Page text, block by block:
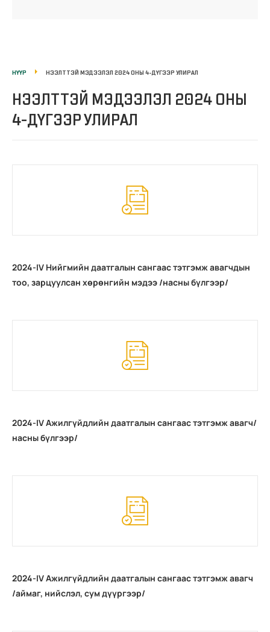
НҮҮР НЭЭЛТТЭЙ МЭДЭЭЛЭЛ 2024 ОНЫ 4-ДҮГЭЭР УЛИРАЛ
НЭЭЛТТЭЙ МЭДЭЭЛЭЛ 2024 ОНЫ
4-ДҮГЭЭР УЛИРАЛ
2024-IV Нийгмийн даатгалын сангаас тэтгэмж авагчдын
тоо, зарцуулсан хөрөнгийн мэдээ /насны бүлгээр/
2024-IV Ажилгүйдлийн даатгалын сангаас тэтгэмж авагч/
насны бүлгээр/
2024-IV Ажилгүйдлийн даатгалын сангаас тэтгэмж авагч
/аймаг, нийслэл, сум дүүргээр/